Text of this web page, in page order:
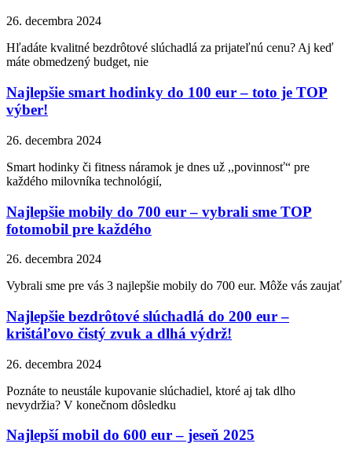
26. decembra 2024
Hľadáte kvalitné bezdrôtové slúchadlá za prijateľnú cenu? Aj keď
máte obmedzený budget, nie
Najlepšie smart hodinky do 100 eur – toto je TOP
výber!
26. decembra 2024
Smart hodinky či fitness náramok je dnes už ,,povinnosť“ pre
každého milovníka technológií,
Najlepšie mobily do 700 eur – vybrali sme TOP
fotomobil pre každého
26. decembra 2024
Vybrali sme pre vás 3 najlepšie mobily do 700 eur. Môže vás zaujať
Najlepšie bezdrôtové slúchadlá do 200 eur –
krištáľovo čistý zvuk a dlhá výdrž!
26. decembra 2024
Poznáte to neustále kupovanie slúchadiel, ktoré aj tak dlho
nevydržia? V konečnom dôsledku
Najlepší mobil do 600 eur – jeseň 2025